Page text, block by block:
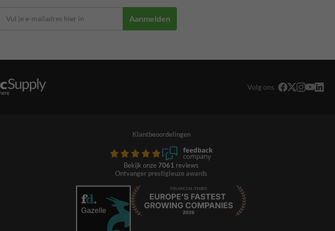
Aanmelden
Volg ons
Klantbeoordelingen
Bekijk onze 7061 reviews
Ontvanger prestigieuze awards